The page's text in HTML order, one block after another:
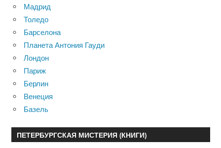
Мадрид
Толедо
Барселона
Планета Антония Гауди
Лондон
Париж
Берлин
Венеция
Базель
ПЕТЕРБУРГСКАЯ МИСТЕРИЯ (КНИГИ)